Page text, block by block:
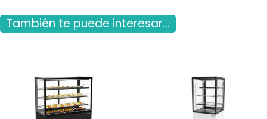
También te puede interesar...